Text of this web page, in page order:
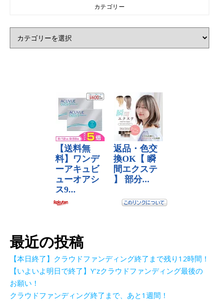
カテゴリー
カテゴリー
最近の投稿
【本日終了】クラウドファンディング終了まで残り12時間！
【いよいよ明日で終了】Y’zクラウドファンディング最後の
お願い！
クラウドファンディング終了まで、あと1週間！